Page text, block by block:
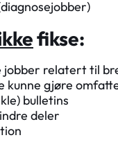
fikse:
jobber relatert til
kunne gjøre
bulletins
deler